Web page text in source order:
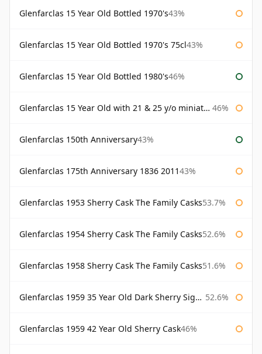
Glenfarclas 15 Year Old Bottled 1970's43%
Glenfarclas 15 Year Old Bottled 1970's 75cl43%
Glenfarclas 15 Year Old Bottled 1980's46%
Glenfarclas 15 Year Old with 21 & 25 y/o miniatures 46%
Glenfarclas 150th Anniversary43%
Glenfarclas 175th Anniversary 1836 201143%
Glenfarclas 1953 Sherry Cask The Family Casks53.7%
Glenfarclas 1954 Sherry Cask The Family Casks52.6%
Glenfarclas 1958 Sherry Cask The Family Casks51.6%
Glenfarclas 1959 35 Year Old Dark Sherry Signatory 52.6%
Glenfarclas 1959 42 Year Old Sherry Cask46%